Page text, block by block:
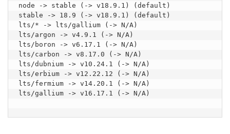
node -> stable (-> v18.9.1) (default)
stable -> 18.9 (-> v18.9.1) (default)
lts/* -> lts/gallium (-> N/A)
lts/argon -> v4.9.1 (-> N/A)
lts/boron -> v6.17.1 (-> N/A)
lts/carbon -> v8.17.0 (-> N/A)
lts/dubnium -> v10.24.1 (-> N/A)
lts/erbium -> v12.22.12 (-> N/A)
lts/fermium -> v14.20.1 (-> N/A)
lts/gallium -> v16.17.1 (-> N/A)